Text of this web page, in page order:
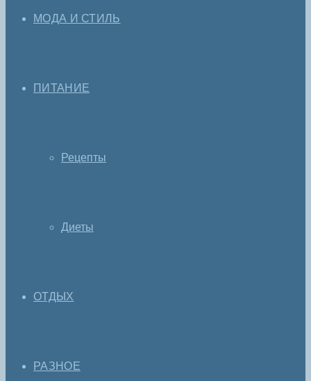
МОДА И СТИЛЬ
ПИТАНИЕ
Рецепты
Диеты
ОТДЫХ
РАЗНОЕ